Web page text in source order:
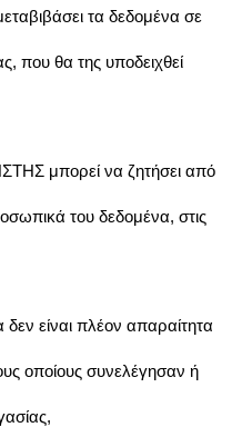
τα δεδομένα σε
που θα της υποδειχθεί
μπορεί να ζητήσει από
του δεδομένα, στις
είναι πλέον απαραίτητα
οποίους συνελέγησαν ή